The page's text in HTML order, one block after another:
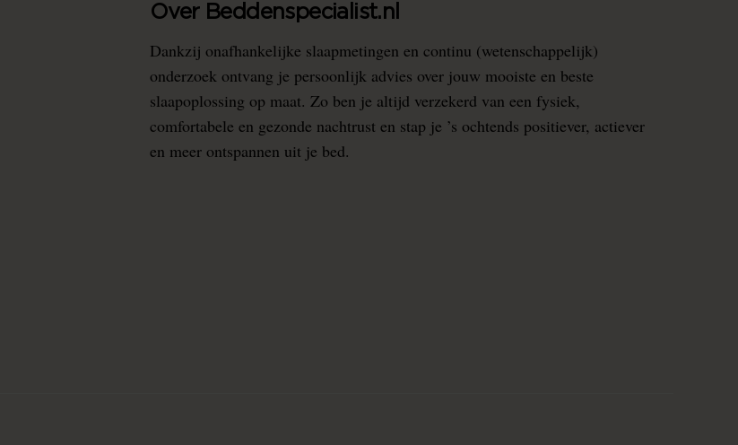
Over Beddenspecialist.nl
Dankzij onafhankelijke slaapmetingen en continu (wetenschappelijk)
onderzoek ontvang je persoonlijk advies over jouw mooiste en beste
slaapoplossing op maat. Zo ben je altijd verzekerd van een fysiek,
comfortabele en gezonde nachtrust en stap je ’s ochtends positiever, actiever
en meer ontspannen uit je bed.